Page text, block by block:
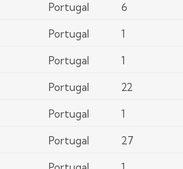
Portugal 6
Portugal 1
Portugal 1
Portugal 22
Portugal 1
Portugal 27